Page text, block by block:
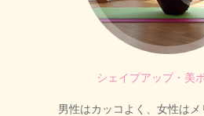
シェイプアップ・美
男性はカッコよく、女性はメ